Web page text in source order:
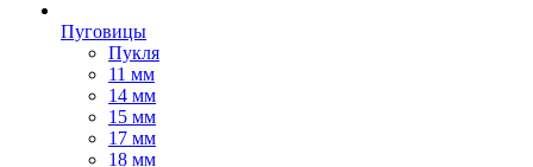
Пуговицы
Пукля
11 мм
14 мм
15 мм
17 мм
18 мм